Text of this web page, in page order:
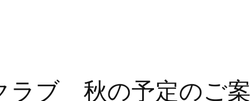
ラブ 秋の予定のご